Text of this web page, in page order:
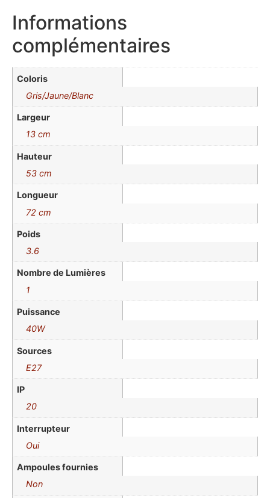
Informations
complémentaires
Coloris
Gris/Jaune/Blanc
Largeur
13 cm
Hauteur
53 cm
Longueur
72 cm
Poids
3.6
Nombre de Lumières
1
Puissance
40W
Sources
E27
IP
20
Interrupteur
Oui
Ampoules fournies
Non